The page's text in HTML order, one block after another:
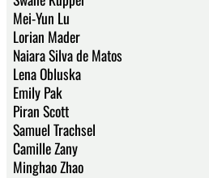
Mei-Yun Lu
Lorian Mader
Naiara Silva de Matos
Lena Obluska
Emily Pak
Piran Scott
Samuel Trachsel
Camille Zany
Minghao Zhao